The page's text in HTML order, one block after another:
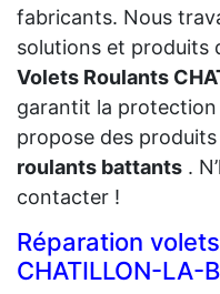
fabricants. Nous
solutions et produits
Volets Roulants
garantit la
propose des
roulants battants .
contacter !
Réparation
CHATILLON-LA-